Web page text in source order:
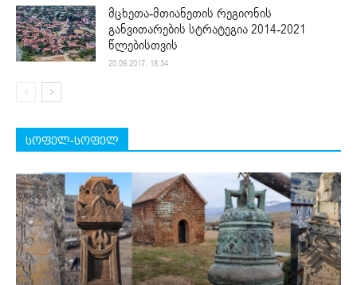
მცხეთა-მთიანეთის რეგიონის
განვითარების სტრატეგია 2014-2021
წლებისთვის
20.09.2017. 18:34
სოფელ-სოფელ